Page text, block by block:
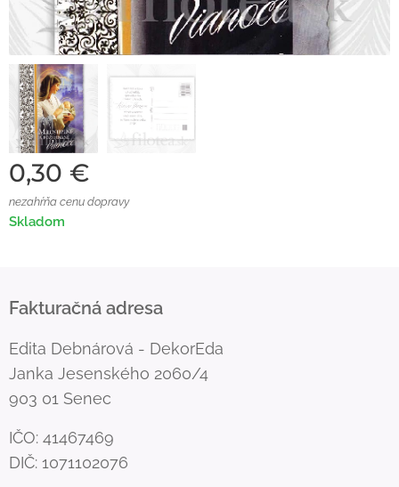
0,30 €
nezahŕňa cenu dopravy
Skladom
Fakturačná adresa
Edita Debnárová - DekorEda
Janka Jesenského 2060/4
903 01 Senec
IČO: 41467469
DIČ: 1071102076